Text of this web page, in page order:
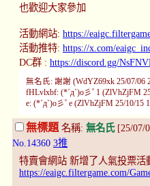
也歡迎大家參加
活動網站: https://
活動推特: https://x.com/
DC群 : https://discord.gg/
無名氏: 謝謝 (WdYZ69xk 25/07/06
fHLvlxbf: (*´д`)o彡ﾟ1 (ZlVhZjFM
e: (*´д`)o彡ﾟe (ZlVhZjFM 25/10/15
無標題名稱: 無名氏[25/07/
No.14360 3推
特賣會網站 新增了人氣投票活
https://eaigc.filtergame.com/